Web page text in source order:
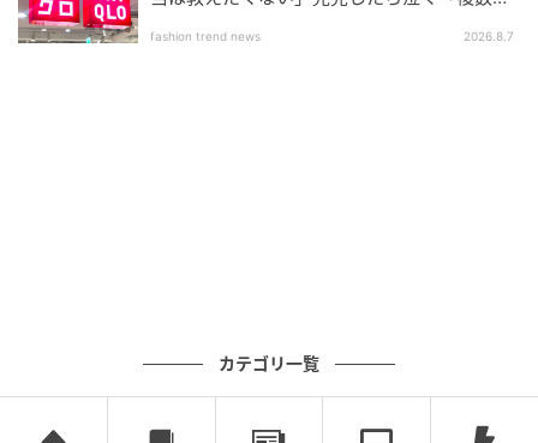
fashion trend news 2026.8.7
カテゴリ一覧